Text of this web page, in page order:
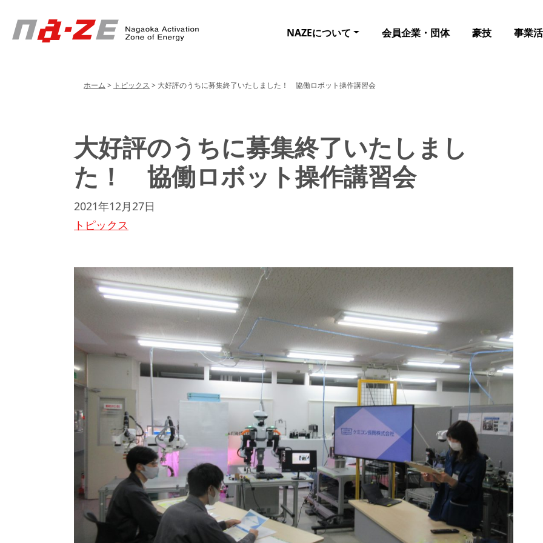
NAZEについて 会員企業・団体 豪技 事業
ホーム > トピックス > 大好評のうちに募集終了いたしました！ 協働ロボット操作講習会
大好評のうちに募集終了いたしまし
た！ 協働ロボット操作講習会
2021年12月27日
トピックス